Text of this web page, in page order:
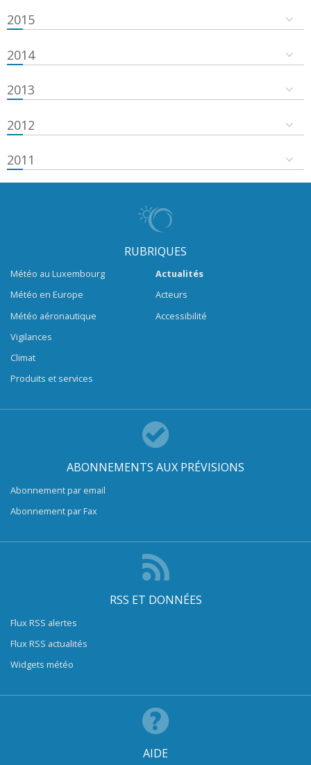
2015
2014
2013
2012
2011
RUBRIQUES
Météo au Luxembourg
Météo en Europe
Météo aéronautique
Vigilances
Climat
Produits et services
Actualités
Acteurs
Accessibilité
ABONNEMENTS AUX PRÉVISIONS
Abonnement par email
Abonnement par Fax
RSS ET DONNÉES
Flux RSS alertes
Flux RSS actualités
Widgets météo
AIDE